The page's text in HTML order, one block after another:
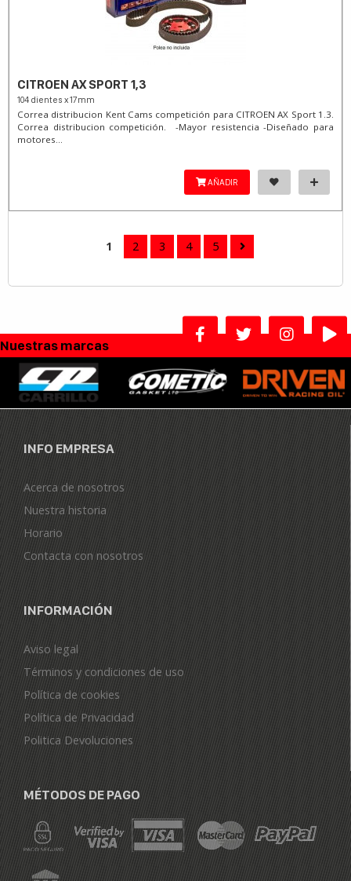
CITROEN AX SPORT 1,3
104 dientes x 17mm
Correa distribucion Kent Cams competición para CITROEN AX Sport 1.3.
Correa distribucion competición. -Mayor resistencia -Diseñado para
motores...
AÑADIR
1 2 3 4 5
Nuestras marcas
INFO EMPRESA
Acerca de nosotros
Nuestra historia
Horario
Contacta con nosotros
INFORMACIÓN
Aviso legal
Términos y condiciones de uso
Política de cookies
Política de Privacidad
Politica Devoluciones
MÉTODOS DE PAGO